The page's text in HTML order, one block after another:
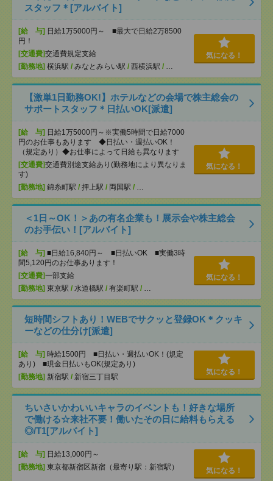
スタッフ＊[アルバイト]
[給 与] 日給1万5000円～ ■最大で日給2万8500
円！
[交通費]交通費規定支給
[勤務地] 横浜駅 / みなとみらい駅 / 西横浜駅 / …
気になる！
【激単1日勤務OK!】ホテルなどの会場で株主総会の
サポートスタッフ＊日払いOK[派遣]
[給 与] 日給1万5000円～※実働5時間で日給7000
円のお仕事もあります ◆日払い・週払いOK！
（規定あり）◆お仕事によって日給も異なります
[交通費]交通費別途支給あり(勤務地により異なりま
す)
[勤務地] 錦糸町駅 / 押上駅 / 両国駅 / …
気になる！
＜1日～OK！＞あの有名企業も！展示会や株主総会
のお手伝い！[アルバイト]
[給 与] ■日給16,840円～ ■日払いOK ■実働3時
間5,120円のお仕事あります！
[交通費]一部支給
[勤務地] 東京駅 / 水道橋駅 / 有楽町駅 / …
気になる！
短時間シフトあり！WEBでサクッと登録OK＊クッキ
ーなどの仕分け[派遣]
[給 与] 時給1500円 ■日払い・週払いOK！(規定
あり) ■現金日払いもOK(規定あり)
[勤務地] 新宿駅 / 新宿三丁目駅
気になる！
ちいさいかわいいキャラのイベントも！好きな場所
で働ける☆来社不要！働いたその日に給料もらえる
◎/T1[アルバイト]
[給 与] 日給13,000円～
[勤務地] 東京都新宿区新宿（最寄り駅：新宿駅） 気になる！